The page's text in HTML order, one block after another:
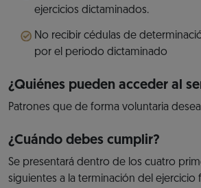
ejercicios dictaminados.
No recibir cédulas de
por el periodo dictaminado
¿Quiénes pueden acceder al
Patrones que de forma voluntaria
¿Cuándo debes cumplir?
Se presentará dentro de los cuatro
siguientes a la terminación del ejercicio